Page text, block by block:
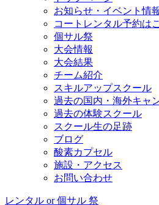
お知らせ・イベント情
コートレンタル予約は
個サル祭
大会情報
大会結果
チーム紹介
スキルアップスクール
過去の国内・海外キャ
過去の体験スクール
スクール生の足跡
ブログ
酸素カプセル
施設・アクセス
お問い合わせ
レンタル or 個サル 祭